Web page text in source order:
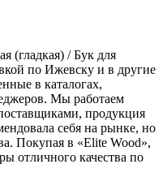
(гладкая) / Бук для
по Ижевску и в другие
в каталогах,
Мы работаем
продукция
себя на рынке, но
Покупая в «Elite Wood»,
отличного качества по